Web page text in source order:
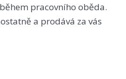
pracovního oběda.
a prodává za vás